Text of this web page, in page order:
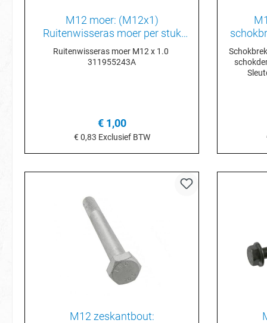
M12 moer: (M12x1)
Ruitenwisseras moer per stuk
311955243A
Ruitenwisseras moer M12 x 1.0
311955243A
€ 1,00
€ 0,83 Exclusief BTW
M12 zeskantbout: